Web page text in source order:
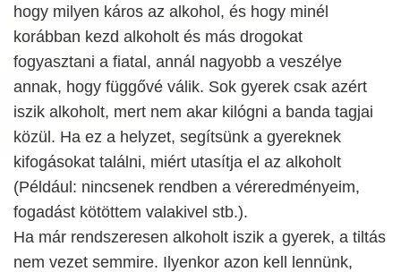
hogy milyen káros az alkohol, és hogy minél
korábban kezd alkoholt és más drogokat
fogyasztani a fiatal, annál nagyobb a veszélye
annak, hogy függővé válik. Sok gyerek csak azért
iszik alkoholt, mert nem akar kilógni a banda tagjai
közül. Ha ez a helyzet, segítsünk a gyereknek
kifogásokat találni, miért utasítja el az alkoholt
(Például: nincsenek rendben a véreredményeim,
fogadást kötöttem valakivel stb.).
Ha már rendszeresen alkoholt iszik a gyerek, a tiltás
nem vezet semmire. Ilyenkor azon kell lennünk,